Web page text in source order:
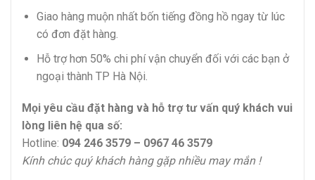
Giao hàng muộn nhất bốn tiếng đồng hồ ngay từ lúc
có đơn đặt hàng.
Hỗ trợ hơn 50% chi phí vận chuyển đối với các bạn ở
ngoại thành TP Hà Nội.
Mọi yêu cầu đặt hàng và hỗ trợ tư vấn quý khách vui
lòng liên hệ qua số:
Hotline: 094 246 3579 – 0967 46 3579
Kính chúc quý khách hàng gặp nhiều may mắn !